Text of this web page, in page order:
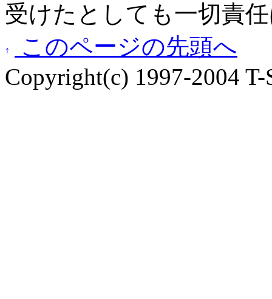
受けたとしても一切責
このページの先頭へ
Copyright(c) 1997-2004 T-